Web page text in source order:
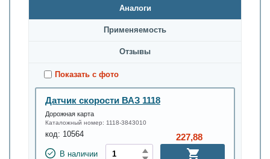
Аналоги
Применяемость
Oтзывы
Показать с фото
Датчик скорости ВАЗ 1118
Дорожная карта
Каталожный номер: 1118-3843010
код: 10564
В наличии
227,88